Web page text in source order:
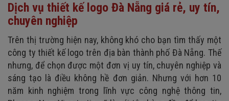
Dịch vụ thiết kế logo Đà Nẵng giá rẻ, uy tín,
chuyên nghiệp
Trên thị trường hiện nay, không khó cho bạn tìm thấy một
công ty thiết kế logo trên địa bàn thành phố Đà Nẵng. Thế
nhưng, để chọn được một đơn vị uy tín, chuyên nghiệp và
sáng tạo là điều không hề đơn giản. Nhưng với hơn 10
năm kinh nghiệm trong lĩnh vực công nghệ thông tin,